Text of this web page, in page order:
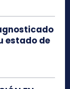
estado de